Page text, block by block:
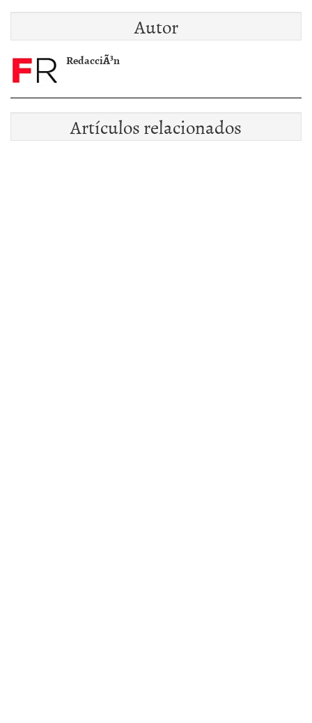
cuÃ¡l nos quedamos?
Autor
RedacciÃ³n
Artículos relacionados